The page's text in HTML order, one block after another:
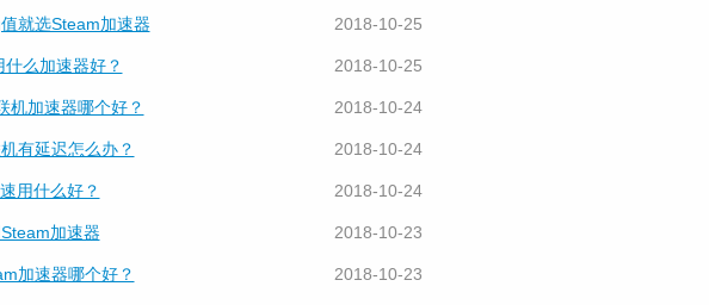
就选Steam加速器 2018-10-25
么加速器好？ 2018-10-25
机加速器哪个好？ 2018-10-24
有延迟怎么办？ 2018-10-24
用什么好？ 2018-10-24
加速器 2018-10-23
加速器哪个好？ 2018-10-23